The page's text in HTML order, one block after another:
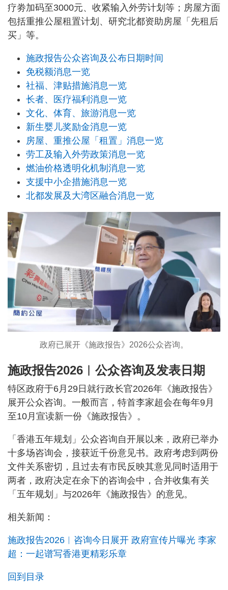
疗劵加码至3000元、收紧输入外劳计划等；房屋方面
包括重推公屋租置计划、研究北都资助房屋「先租后
买」等。
施政报告公众咨询及公布日期时间
免税额消息一览
社福、津贴措施消息一览
长者、医疗福利消息一览
文化、体育、旅游消息一览
新生婴儿奖励金消息一览
房屋、重推公屋「租置」消息一览
劳工及输入外劳政策消息一览
燃油价格透明化机制消息一览
支援中小企措施消息一览
北都发展及大湾区融合消息一览
政府已展开《施政报告》2026公众咨询。
施政报告2026︱公众咨询及发表日期
特区政府于6月29日就行政长官2026年《施政报告》
展开公众咨询。一般而言，特首李家超会在每年9月
至10月宣读新一份《施政报告》。
「香港五年规划」公众咨询自开展以来，政府已举办
十多场咨询会，接获近千份意见书。政府考虑到两份
文件关系密切，且过去有市民反映其意见同时适用于
两者，政府决定在余下的咨询会中，合并收集有关
「五年规划」与2026年《施政报告》的意见。
相关新闻：
施政报告2026︱咨询今日展开 政府宣传片曝光 李家
超：一起谱写香港更精彩乐章
回到目录